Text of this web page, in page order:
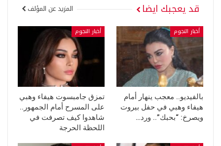
قد يعجبك ايضا المزيد عن المؤلف
أخبار النجوم
بالفيديو.. معجب ينهار أمام
هيفاء وهبي في حفل بيروت
ويصرخ: “بحبك”.. ورد…
أخبار النجوم
تمزق جامبسوت هيفاء وهبي
على المسرح أمام الجمهور..
شاهدوا كيف تصرفت في
اللحظة الحرجة